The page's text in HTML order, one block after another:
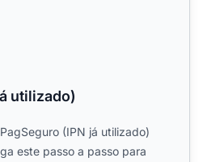
utilizado)
(IPN já utilizado)
este passo a passo para